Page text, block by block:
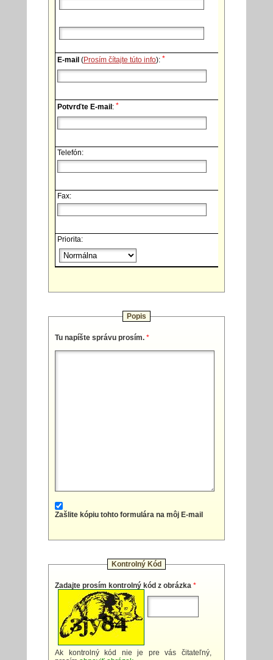
E-mail (Prosím čítajte túto info): *
Potvrďte E-mail: *
Telefón:
Fax:
Priorita:
Popis
Tu napíšte správu prosím. *
Zašlite kópiu tohto formulára na môj E-mail
Kontrolný Kód
Zadajte prosím kontrolný kód z obrázka *
Ak kontrolný kód nie je pre vás čitateľný,